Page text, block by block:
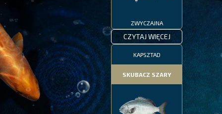
ZWYCZAJNA
CZYTAJ WIĘCEJ
KAPSZTAD
SKUBACZ SZARY